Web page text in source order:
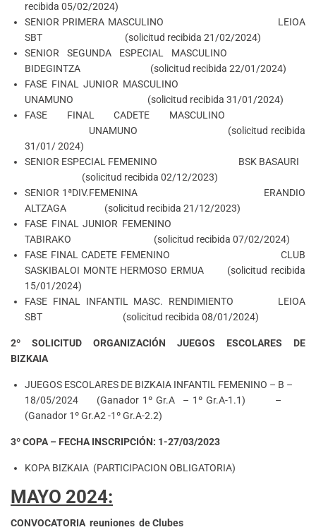
recibida 05/02/2024)
SENIOR PRIMERA MASCULINO LEIOA
SBT (solicitud recibida 21/02/2024)
SENIOR SEGUNDA ESPECIAL MASCULINO
BIDEGINTZA (solicitud recibida 22/01/2024)
FASE FINAL JUNIOR MASCULINO
UNAMUNO (solicitud recibida 31/01/2024)
FASE FINAL CADETE MASCULINO
UNAMUNO (solicitud recibida
31/01/ 2024)
SENIOR ESPECIAL FEMENINO BSK BASAURI
(solicitud recibida 02/12/2023)
SENIOR 1ªDIV.FEMENINA ERANDIO
ALTZAGA (solicitud recibida 21/12/2023)
FASE FINAL JUNIOR FEMENINO
TABIRAKO (solicitud recibida 07/02/2024)
FASE FINAL CADETE FEMENINO CLUB
SASKIBALOI MONTE HERMOSO ERMUA (solicitud recibida
15/01/2024)
FASE FINAL INFANTIL MASC. RENDIMIENTO LEIOA
SBT (solicitud recibida 08/01/2024)
2º SOLICITUD ORGANIZACIÓN JUEGOS ESCOLARES DE
BIZKAIA
JUEGOS ESCOLARES DE BIZKAIA INFANTIL FEMENINO – B –
18/05/2024 (Ganador 1º Gr.A – 1º Gr.A-1.1) –
(Ganador 1º Gr.A2 -1º Gr.A-2.2)
3º COPA – FECHA INSCRIPCIÓN: 1-27/03/2023
KOPA BIZKAIA (PARTICIPACION OBLIGATORIA)
MAYO 2024:
CONVOCATORIA reuniones de Clubes